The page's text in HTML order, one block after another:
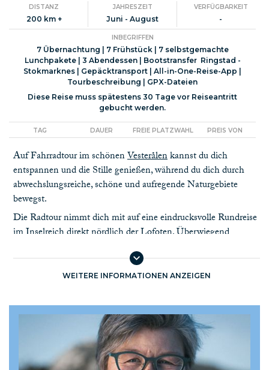
DISTANZ
200 km +
JAHRESZEIT
Juni - August
VERFÜGBARKEIT
-
INBEGRIFFEN
7 Übernachtung | 7 Frühstück | 7 selbstgemachte
Lunchpakete | 3 Abendessen | Bootstransfer Ringstad -
Stokmarknes | Gepäcktransport |All-in-One-Reise-App |
Tourbeschreibung | GPX-Dateien
Diese Reise muss spätestens 30 Tage vor Reiseantritt
gebucht werden.
TAG DAUER FREIE PLATZWAHL PREIS VON
Auf Fahrradtour im schönenVesterålenkannst du dich
entspannen und die Stille genießen, während du dich durch
abwechslungsreiche, schöne und aufregende Naturgebiete
bewegst.
Die Radtour nimmt dich mit auf eine eindrucksvolle Rundreise
im Inselreich direkt nördlich der Lofoten. Überwiegend
leichtes Terrain entlang ruhiger Fjorde und am Fuße
imponierender Berge, über farbenprächtige Moore und durch
üppige Kulturlandschaft. Zeitweise ist die Landschaft geprägt
Unterwegs erlebst du unter anderem den ehemals verlassenen,
jetzt wieder bewohnten und bewirtschafteten Fischerdorf
, das jetzt zu einem lebendigen kleinen Ort und
unvergleichlichen Reiseziel geworden ist. Du kannst die Route
abkürzen mit einer spannenden Schifffahrt durch die Inseln
WEITERE INFORMATIONEN ANZEIGEN